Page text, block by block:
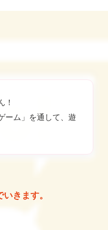
！
ーム」を通して、遊
きます。